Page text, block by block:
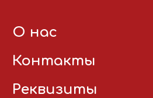
О нас
Контакты
Реквизиты